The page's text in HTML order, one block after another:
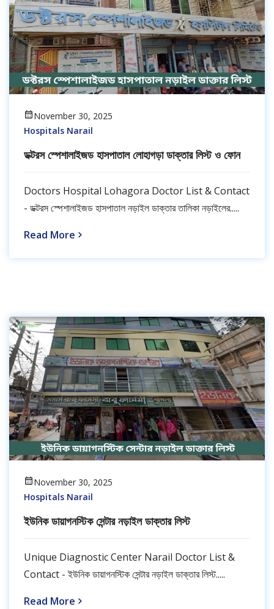
November 30, 2025
Hospitals Narail
ডক্টরস স্পেশালাইজড হাসপাতাল লোহাগড়া ডাক্তার লিস্ট ও ফোন
Doctors Hospital Lohagora Doctor List & Contact
- ডক্টরস স্পেশালাইজড হাসপাতাল নড়াইল ডাক্তার তালিকা নড়াইলের.....
Read More
November 30, 2025
Hospitals Narail
ইউনিক ডায়াগনস্টিক সেন্টার নড়াইল ডাক্তার লিস্ট
Unique Diagnostic Center Narail Doctor List &
Contact - ইউনিক ডায়াগনস্টিক সেন্টার নড়াইল ডাক্তার লিস্ট.....
Read More